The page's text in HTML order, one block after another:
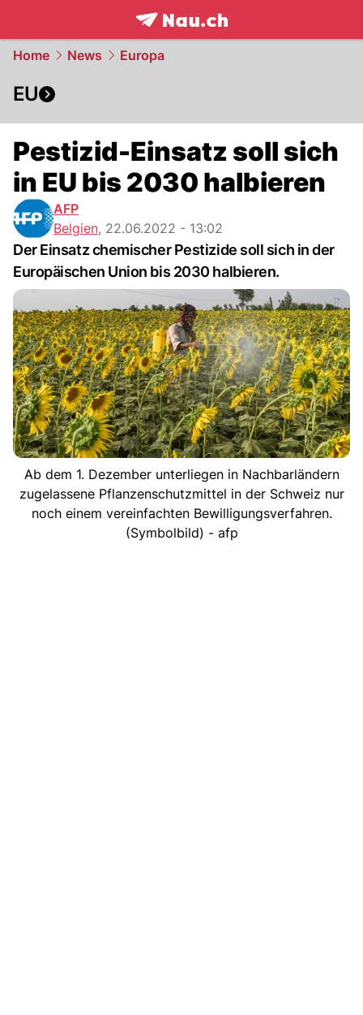
frontpage.NAU.ch
Home News Europa
EU
Pestizid-Einsatz soll sich
in EU bis 2030 halbieren
AFP
Belgien, 22.06.2022 - 13:02
Der Einsatz chemischer Pestizide soll sich in der
Europäischen Union bis 2030 halbieren.
Ab dem 1. Dezember unterliegen in Nachbarländern
zugelassene Pflanzenschutzmittel in der Schweiz nur
noch einem vereinfachten Bewilligungsverfahren.
(Symbolbild) - afp